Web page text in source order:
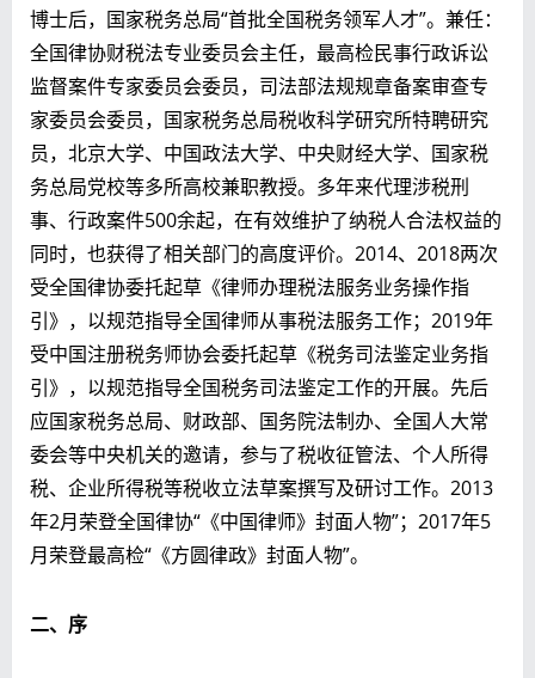
博士后，国家税务总局“首批全国税务领军人才”。兼任：
全国律协财税法专业委员会主任，最高检民事行政诉讼
监督案件专家委员会委员，司法部法规规章备案审查专
家委员会委员，国家税务总局税收科学研究所特聘研究
员，北京大学、中国政法大学、中央财经大学、国家税
务总局党校等多所高校兼职教授。多年来代理涉税刑
事、行政案件500余起，在有效维护了纳税人合法权益的
同时，也获得了相关部门的高度评价。2014、2018两次
受全国律协委托起草《律师办理税法服务业务操作指
引》，以规范指导全国律师从事税法服务工作；2019年
受中国注册税务师协会委托起草《税务司法鉴定业务指
引》，以规范指导全国税务司法鉴定工作的开展。先后
应国家税务总局、财政部、国务院法制办、全国人大常
委会等中央机关的邀请，参与了税收征管法、个人所得
税、企业所得税等税收立法草案撰写及研讨工作。2013
年2月荣登全国律协“《中国律师》封面人物”；2017年5
月荣登最高检“《方圆律政》封面人物”。
二、序